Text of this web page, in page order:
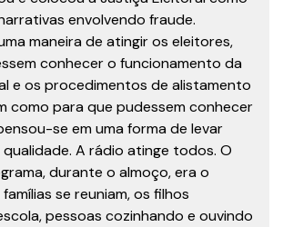
envolvendo fraude.
maneira de atingir os eleitores,
conhecer o funcionamento da
e os procedimentos de alistamento
como para que pudessem conhecer
se em uma forma de levar
A rádio atinge todos. O
durante o almoço, era o
se reuniam, os filhos
pessoas cozinhando e ouvindo